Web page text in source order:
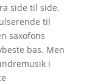
side til side.
til
saxofons
bas. Men
i